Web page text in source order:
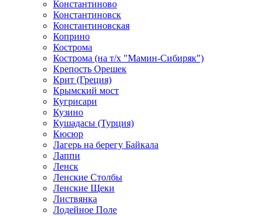
Константиново
Константиновск
Константиновская
Коприно
Кострома
Кострома (на т/х "Мамин-Сибиряк")
Крепость Орешек
Крит (Греция)
Крымский мост
Кугрисари
Кузино
Кушадасы (Турция)
Кюсюр
Лагерь на берегу Байкала
Лаппи
Ленск
Ленские Столбы
Ленские Щеки
Листвянка
Лодейное Поле